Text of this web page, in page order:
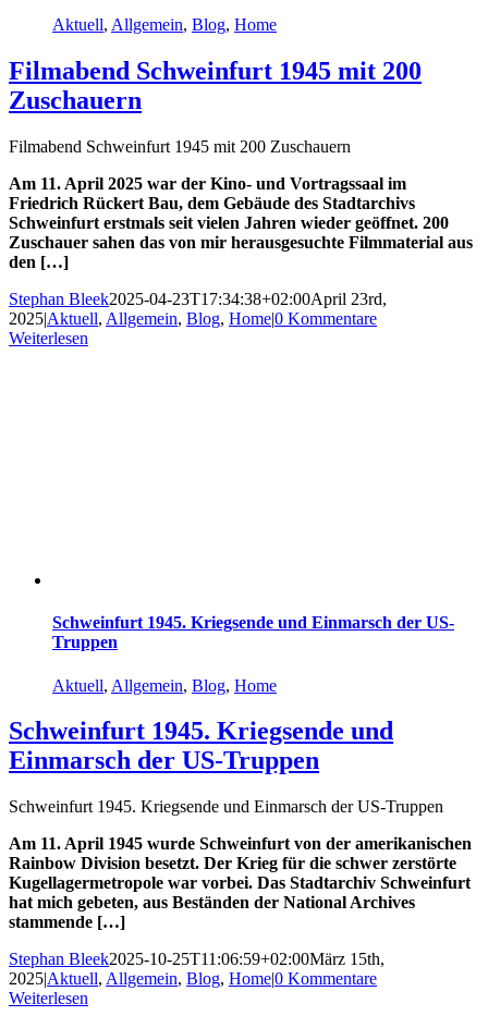
Aktuell, Allgemein, Blog, Home
Filmabend Schweinfurt 1945 mit 200
Zuschauern
Filmabend Schweinfurt 1945 mit 200 Zuschauern
Am 11. April 2025 war der Kino- und Vortragssaal im
Friedrich Rückert Bau, dem Gebäude des Stadtarchivs
Schweinfurt erstmals seit vielen Jahren wieder geöffnet. 200
Zuschauer sahen das von mir herausgesuchte Filmmaterial aus
den […]
Stephan Bleek2025-04-23T17:34:38+02:00April 23rd,
2025|Aktuell, Allgemein, Blog, Home|0 Kommentare
Weiterlesen
Schweinfurt 1945. Kriegsende und Einmarsch der US-
Truppen
Aktuell, Allgemein, Blog, Home
Schweinfurt 1945. Kriegsende und
Einmarsch der US-Truppen
Schweinfurt 1945. Kriegsende und Einmarsch der US-Truppen
Am 11. April 1945 wurde Schweinfurt von der amerikanischen
Rainbow Division besetzt. Der Krieg für die schwer zerstörte
Kugellagermetropole war vorbei. Das Stadtarchiv Schweinfurt
hat mich gebeten, aus Beständen der National Archives
stammende […]
Stephan Bleek2025-10-25T11:06:59+02:00März 15th,
2025|Aktuell, Allgemein, Blog, Home|0 Kommentare
Weiterlesen